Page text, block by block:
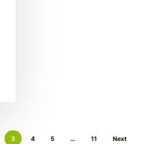
3 4 5 … 11 Next